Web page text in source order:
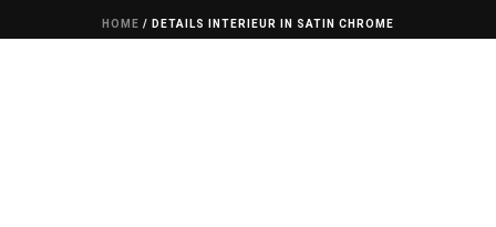
HOME / DETAILS INTERIEUR IN SATIN CHROME